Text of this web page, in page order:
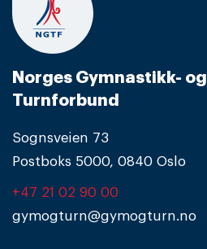
Norges Gymnastikk- og
Turnforbund
Sognsveien 73
Postboks 5000, 0840 Oslo
+47 21 02 90 00
gymogturn@gymogturn.no